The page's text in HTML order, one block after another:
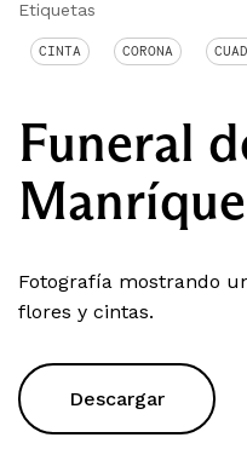
Etiquetas
CINTA CORONA
Funeral
Fotografía mostrando
flores y cintas.
Descargar